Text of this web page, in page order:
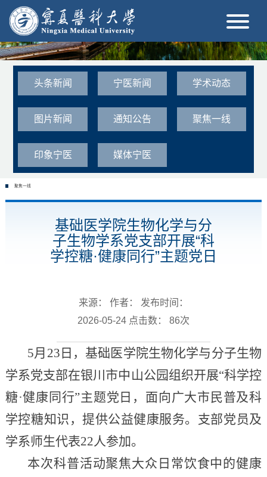
头条新闻 宁医新闻 学术动态
图片新闻 通知公告 聚焦一线
印象宁医 媒体宁医
聚焦一线
基础医学院生物化学与分
子生物学系党支部开展“科
学控糖·健康同行”主题党日
来源： 作者： 发布时间：
2026-05-24 点击数： 86次
5月23日，基础医学院生物化学与分子生物
学系党支部在银川市中山公园组织开展“科学控
糖·健康同行”主题党日，面向广大市民普及科
学控糖知识，提供公益健康服务。支部党员及
学系师生代表22人参加。
本次科普活动聚焦大众日常饮食中的健康